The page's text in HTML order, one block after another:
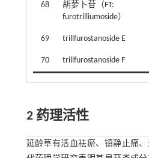
68
胡萝卜苷（FT:
furotrilliumoside）
69 trillfurostanoside E
70 trillfurostanoside F
2 药理活性
延龄草有活血祛瘀、镇静止痛